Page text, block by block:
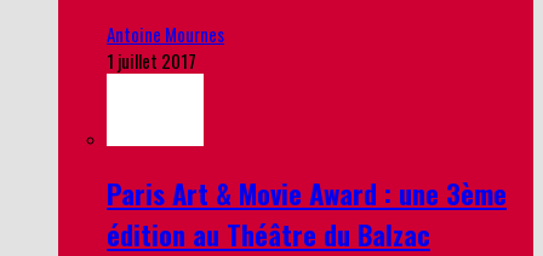
Antoine Mournes
1 juillet 2017
Paris Art & Movie Award : une 3ème
édition au Théâtre du Balzac